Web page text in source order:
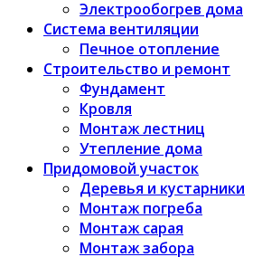
Электрообогрев дома
Система вентиляции
Печное отопление
Строительство и ремонт
Фундамент
Кровля
Монтаж лестниц
Утепление дома
Придомовой участок
Деревья и кустарники
Монтаж погреба
Монтаж сарая
Монтаж забора